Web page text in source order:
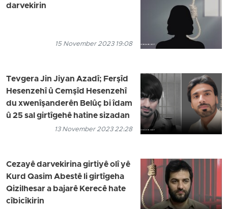
darvekirin
15 November 2023 19:08
Tevgera Jin Jiyan Azadî; Ferşîd
Hesenzehî û Cemşîd Hesenzehî
du xwenîşanderên Belûç bi îdam
û 25 sal girtîgehê hatine sizadan
13 November 2023 22:28
Cezayê darvekirina girtiyê olî yê
Kurd Qasim Abestê li girtîgeha
Qizilhesar a bajarê Kerecê hate
cîbicîkirin